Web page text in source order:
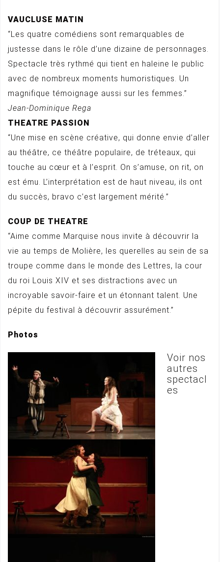
VAUCLUSE MATIN
“Les quatre comédiens sont remarquables de
justesse dans le rôle d’une dizaine de personnages.
Spectacle très rythmé qui tient en haleine le public
avec de nombreux moments humoristiques. Un
magnifique témoignage aussi sur les femmes.”
Jean-Dominique Rega
THEATRE PASSION
“Une mise en scène créative, qui donne envie d’aller
au théâtre, ce théâtre populaire, de tréteaux, qui
touche au cœur et à l’esprit. On s’amuse, on rit, on
est ému. L’interprétation est de haut niveau, ils ont
du succès, bravo c’est largement mérité.”
COUP DE THEATRE
“Aime comme Marquise nous invite à découvrir la
vie au temps de Molière, les querelles au sein de sa
troupe comme dans le monde des Lettres, la cour
du roi Louis XIV et ses distractions avec un
incroyable savoir-faire et un étonnant talent. Une
pépite du festival à découvrir assurément.”
Photos
Voir nos
autres
spectacl
es